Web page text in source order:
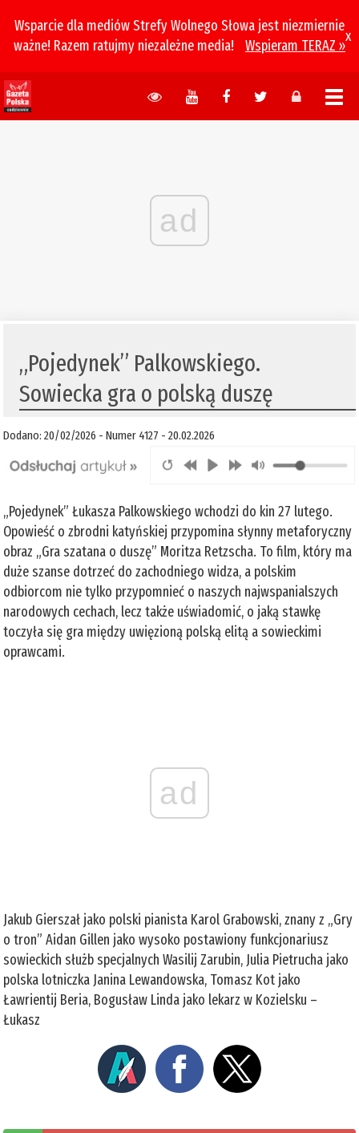
Wsparcie dla mediów Strefy Wolnego Słowa jest niezmiernie
ważne! Razem ratujmy niezależne media!
Wspieram TERAZ »
x
ad
„Pojedynek” Palkowskiego.
Sowiecka gra o polską duszę
Dodano: 20/02/2026 - Numer 4127 - 20.02.2026
„Pojedynek” Łukasza Palkowskiego wchodzi do kin 27 lutego.
Opowieść o zbrodni katyńskiej przypomina słynny metaforyczny
obraz „Gra szatana o duszę” Moritza Retzscha. To film, który ma
duże szanse dotrzeć do zachodniego widza, a polskim
odbiorcom nie tylko przypomnieć o naszych najwspanialszych
narodowych cechach, lecz także uświadomić, o jaką stawkę
toczyła się gra między uwięzioną polską elitą a sowieckimi
oprawcami.
ad
Jakub Gierszał jako polski pianista Karol Grabowski, znany z „Gry
o tron” Aidan Gillen jako wysoko postawiony funkcjonariusz
sowieckich służb specjalnych Wasilij Zarubin, Julia Pietrucha jako
polska lotniczka Janina Lewandowska, Tomasz Kot jako
Ławrientij Beria, Bogusław Linda jako lekarz w Kozielsku –
Łukasz